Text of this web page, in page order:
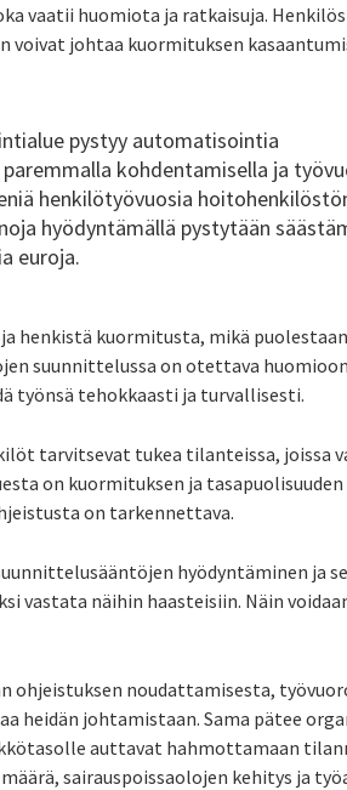
vaatii huomiota ja ratkaisuja.
johtaa kuormituksen
pystyy automatisointia
paremmalla kohdentamisella ja
henkilötyövuosia
hyödyntämällä pystytään
euroja.
henkistä kuormitusta, mikä
suunnittelussa on otettava
työnsä tehokkaasti ja turvallisesti.
tarvitsevat tukea tilanteissa, joissa
on kuormituksen ja tasapuolisuuden
on tarkennettava.
hyödyntäminen ja
vastata näihin haasteisiin. Näin
ohjeistuksen noudattamisesta,
heidän johtamistaan. Sama pätee
auttavat hahmottamaan
sairauspoissaolojen kehitys ja